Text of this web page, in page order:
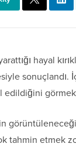
hayal
sonuçlandı.
görmek
tahmin etmek